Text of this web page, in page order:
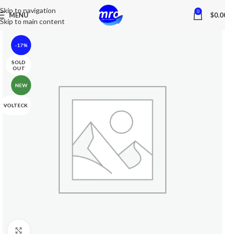
Skip to navigation
Skip to main content
MENU 0 $
-17%
SOLD
OUT
NEW
VOLTECK